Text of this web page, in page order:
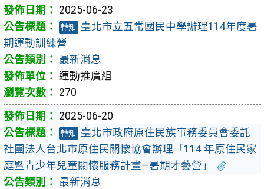
2025-06-23
轉知
臺北市立五常國民中學辦理114年度暑
期運動訓練營
最新消息
運動推廣組
270
2025-06-20
轉知
臺北市政府原住民族事務委員會委託
社團法人台北市原住民關懷協會辦理「114 年原住民家
庭暨青少年兒童關懷服務計畫—暑期才藝營」
最新消息